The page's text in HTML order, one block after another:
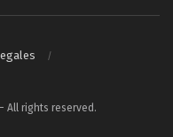
All rights reserved.